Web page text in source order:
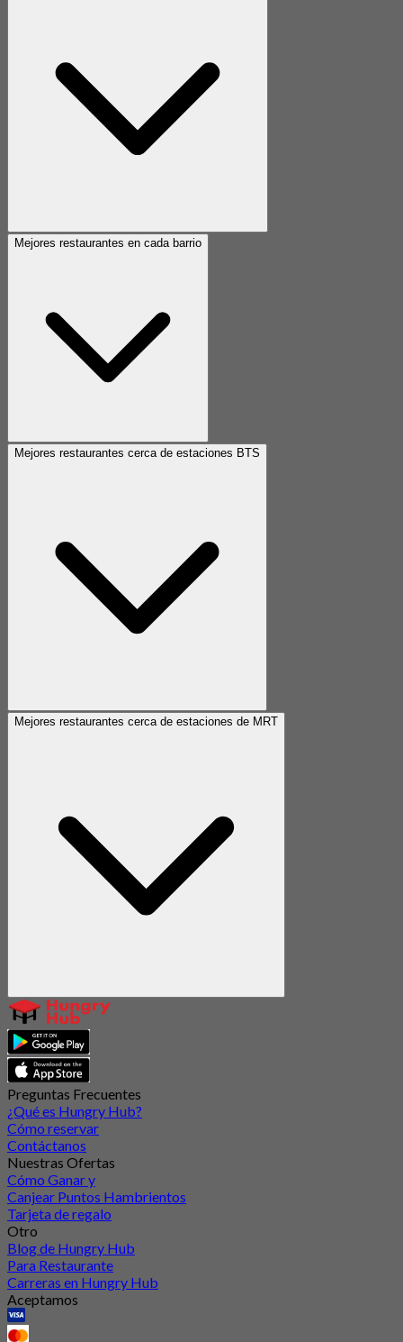
Mejores restaurantes en cada barrio
Mejores restaurantes cerca de estaciones BTS
Mejores restaurantes cerca de estaciones de MRT
Preguntas Frecuentes
¿Qué es Hungry Hub?
Cómo reservar
Contáctanos
Nuestras Ofertas
Cómo Ganar y
Canjear Puntos Hambrientos
Tarjeta de regalo
Otro
Blog de Hungry Hub
Para Restaurante
Carreras en Hungry Hub
Aceptamos